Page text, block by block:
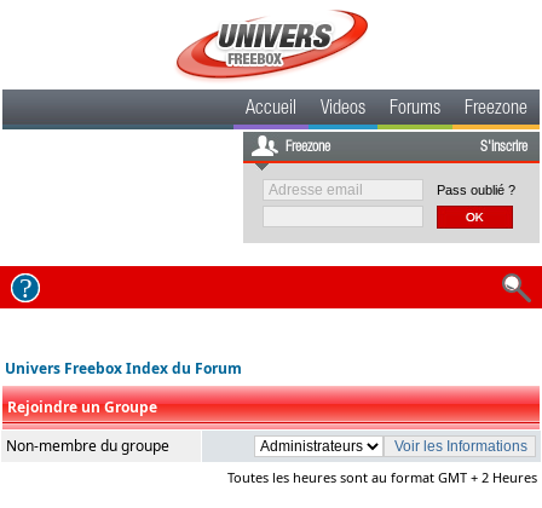
Accueil Videos Forums Freezone
Freezone S'inscrire
Pass oublié ?
Univers Freebox Index du Forum
Rejoindre un Groupe
Non-membre du groupe
Toutes les heures sont au format GMT + 2 Heures